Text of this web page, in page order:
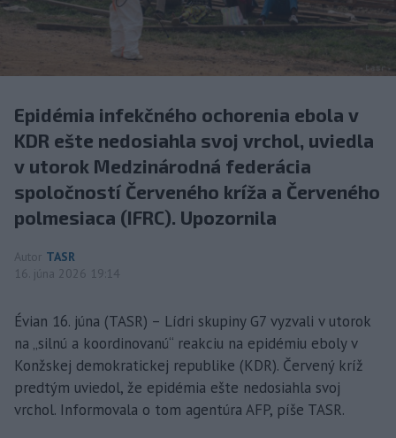
Epidémia infekčného ochorenia ebola v
KDR ešte nedosiahla svoj vrchol, uviedla
v utorok Medzinárodná federácia
spoločností Červeného kríža a Červeného
polmesiaca (IFRC). Upozornila
Autor TASR
16. júna 2026 19:14
Évian 16. júna (TASR) – Lídri skupiny G7 vyzvali v utorok
na „silnú a koordinovanú“ reakciu na epidémiu eboly v
Konžskej demokratickej republike (KDR). Červený kríž
predtým uviedol, že epidémia ešte nedosiahla svoj
vrchol. Informovala o tom agentúra AFP, píše TASR.